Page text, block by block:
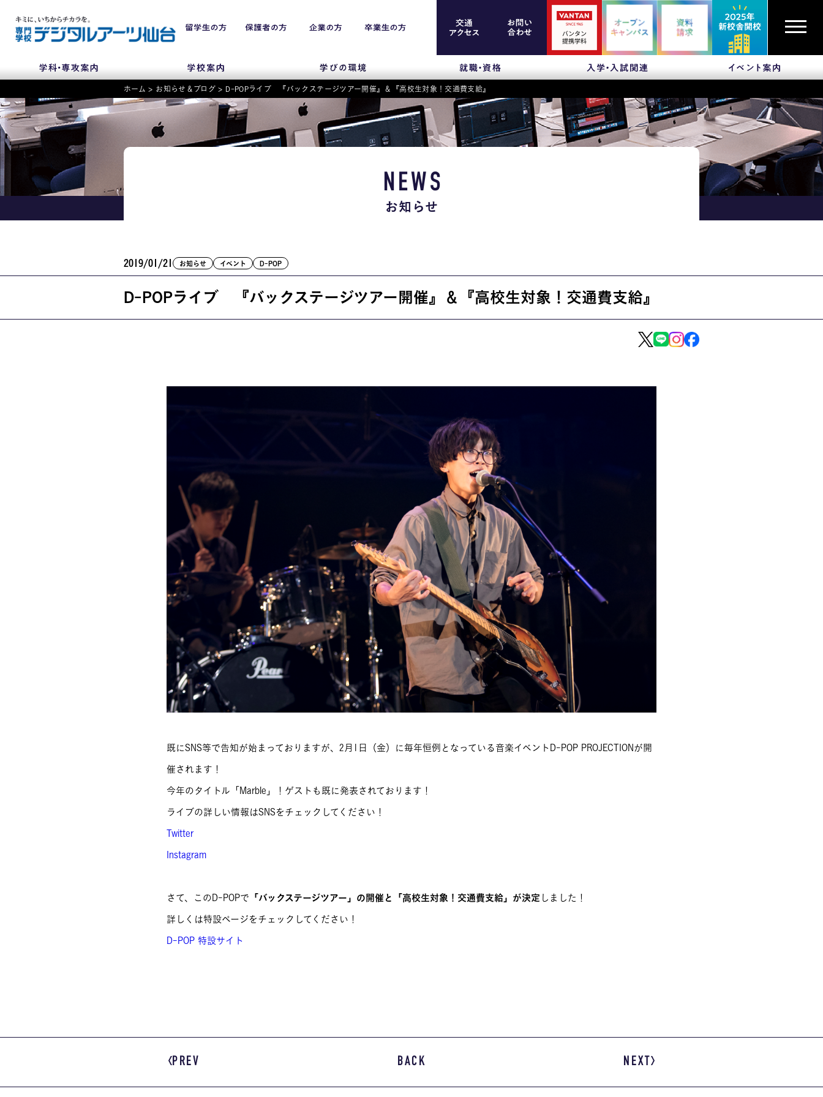
NEWS 学科・専攻案内
就職・資格 イベント案内
留学生のみなさま
保護者のみなさま
お問い合わせ
交通アクセス
学校情報公開
ホーム > お知らせ＆ブログ > D-POPライブ 『バックステージツアー開催』＆『高校生対象！交通費支給』
NEWS
お知らせ
2019/01/21 お知らせ イベント D-POP
D-POPライブ 『バックステージツアー開催』＆『高校生対象！交通費支給』
既にSNS等で告知が始まっておりますが、2月1日（金）に毎年恒例となっている音楽イベントD-POP PROJECTIONが開
催されます！
今年のタイトル「Marble」！ゲストも既に発表されております！
ライブの詳しい情報はSNSをチェックしてください！
Twitter
Instagram
さて、このD-POPで 「バックステージツアー」の開催と「高校生対象！交通費支給」が決定 しました！
詳しくは特設ページをチェックしてください！
D-POP 特設サイト
PREV BACK NEXT